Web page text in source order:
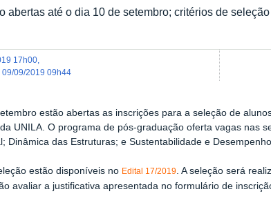
abertas até o dia 10 de setembro; critérios de
17h00
09/09/2019 09h44
estão abertas as inscrições para a seleção de
UNILA. O programa de pós-graduação oferta vagas nas
Dinâmica das Estruturas; e Sustentabilidade e
estão disponíveis no Edital 17/2019 . A seleção será
avaliar a justificativa apresentada no formulário de